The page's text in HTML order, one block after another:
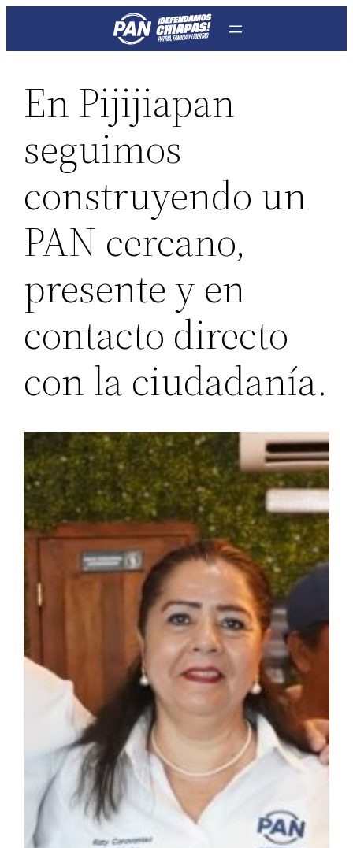
En Pijijiapan
seguimos
construyendo un
PAN cercano,
presente y en
contacto directo
con la ciudadanía.